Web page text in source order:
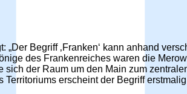
Begriff ‚Franken‘ kann anhand
des Frankenreiches waren die
der Raum um den Main zum
erscheint der Begriff